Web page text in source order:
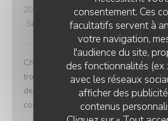
consentement. Ces
facultatifs servent à
votre navigation,
l'audience du site,
des fonctionnalités (ex
avec les réseaux
afficher des
contenus
2026-08-08
- 12:30 - Couverts 4
Service
Ambiance:5 /5 Cuisine : 5/5
Chez Coco, ambiance bord de mer à
tropicale (Bahia) à l’intérieur, on
des plats succulents (bravo au Chef
cocktails originaux sont extras ! À